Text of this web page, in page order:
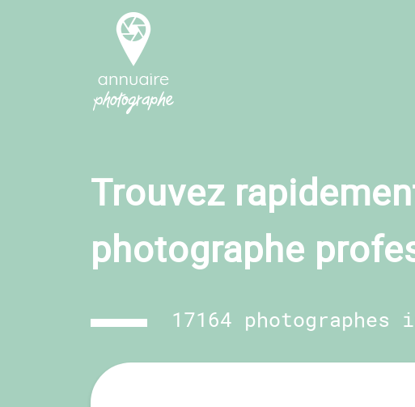
Trouvez
photographe
17164